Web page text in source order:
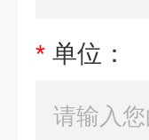
* 单位：